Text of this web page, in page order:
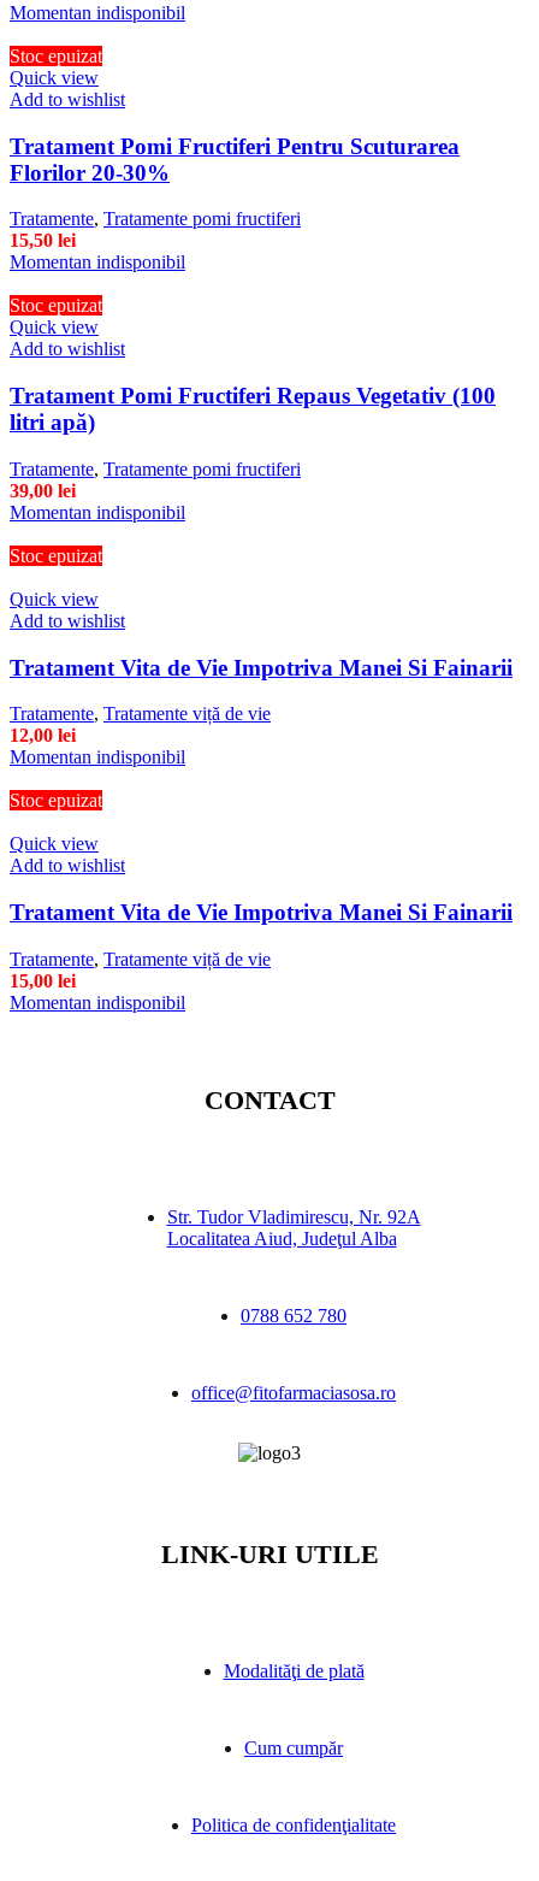
Momentan indisponibil
Stoc epuizat
Quick view
Add to wishlist
Tratament Pomi Fructiferi Pentru Scuturarea
Florilor 20-30%
Tratamente, Tratamente pomi fructiferi
15,50 lei
Momentan indisponibil
Stoc epuizat
Quick view
Add to wishlist
Tratament Pomi Fructiferi Repaus Vegetativ (100
litri apă)
Tratamente, Tratamente pomi fructiferi
39,00 lei
Momentan indisponibil
Stoc epuizat
Quick view
Add to wishlist
Tratament Vita de Vie Impotriva Manei Si Fainarii
Tratamente, Tratamente viță de vie
12,00 lei
Momentan indisponibil
Stoc epuizat
Quick view
Add to wishlist
Tratament Vita de Vie Impotriva Manei Si Fainarii
Tratamente, Tratamente viță de vie
15,00 lei
Momentan indisponibil
CONTACT
Str. Tudor Vladimirescu, Nr. 92A
Localitatea Aiud, Judeţul Alba
0788 652 780
office@fitofarmaciasosa.ro
LINK-URI UTILE
Modalităţi de plată
Cum cumpăr
Politica de confidenţialitate